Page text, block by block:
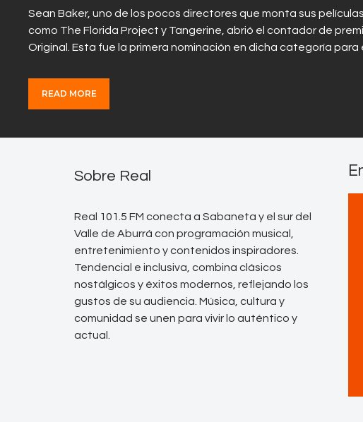
Sean Baker, uno de los pocos directores que monta sus
como The Florida Project y Tangerine, abrió el contador de
Original. Esta fue la primera nominación en dicha categoría para
READ MORE
Sobre Real
Real 101.5 FM conecta a Sabaneta y el sur del
Valle de Aburrá con programación musical,
entretenimiento y contenidos inspiradores.
Tendencial e inclusiva, combina clásicos
nostálgicos y éxitos modernos, reflejando los
gustos de su audiencia. Música, cultura y
comunidad se unen para vivir lo auténtico y
actual.